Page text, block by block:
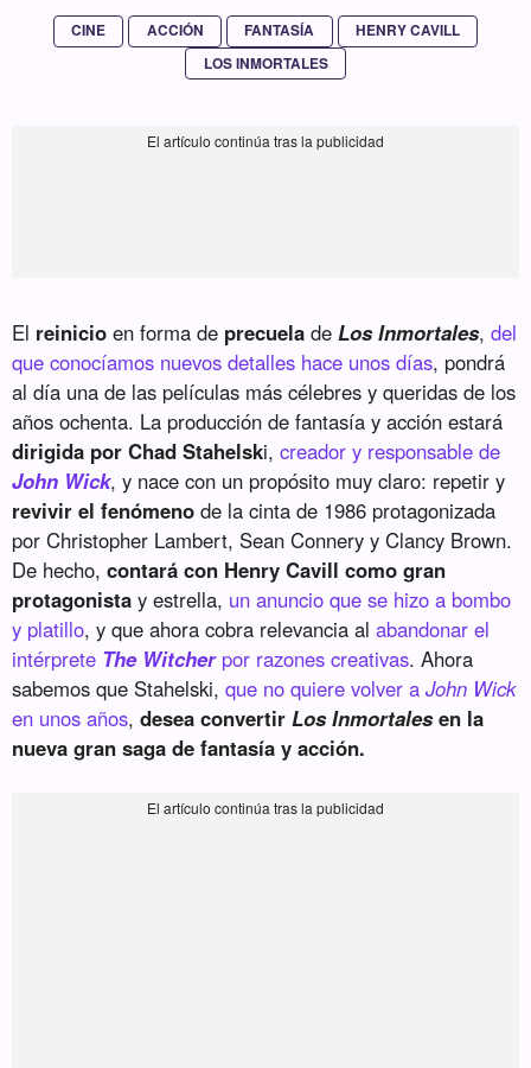
CINE ACCIÓN FANTASÍA
HENRY CAVILL
LOS INMORTALES
El reinicio en forma de precuela deLos Inmortales,del
que conocíamos nuevos detalles hace unos días, pondrá
al día una de las películas más célebres y queridas de los
años ochenta. La producción de fantasía y acción estará
dirigida por Chad Stahelski,creador y responsable de
John Wick, y nace con un propósito muy claro: repetir y
revivir el fenómeno de la cinta de 1986 protagonizada
por Christopher Lambert, Sean Connery y Clancy Brown.
De hecho,contará con Henry Cavill como gran
protagonista y estrella, un anuncio que se hizo a bombo
y platillo, y que ahora cobra relevancia alabandonar el
intérprete The Witcherpor razones creativas. Ahora
sabemos que Stahelski,que no quiere volver aJohn Wick
en unos años,desea convertirLos Inmortalesen la
nueva gran saga de fantasía y acción.